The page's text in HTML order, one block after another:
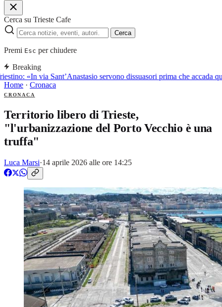
Cerca su Trieste Cafe
Cerca
Premi Esc per chiudere
Breaking
«In via Sant’Anastasio servono dissuasori prima che accada
Home · Cronaca
CRONACA
Territorio libero di Trieste,
"l'urbanizzazione del Porto Vecchio è una
truffa"
Luca Marsi·14 aprile 2026 alle ore 14:25